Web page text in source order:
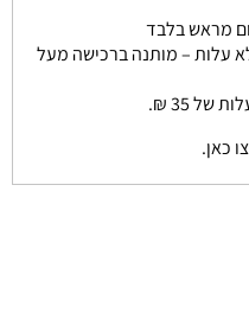
מראש בלבד
עלות – מותנה ברכישה מעל
35 ₪.
כאן.